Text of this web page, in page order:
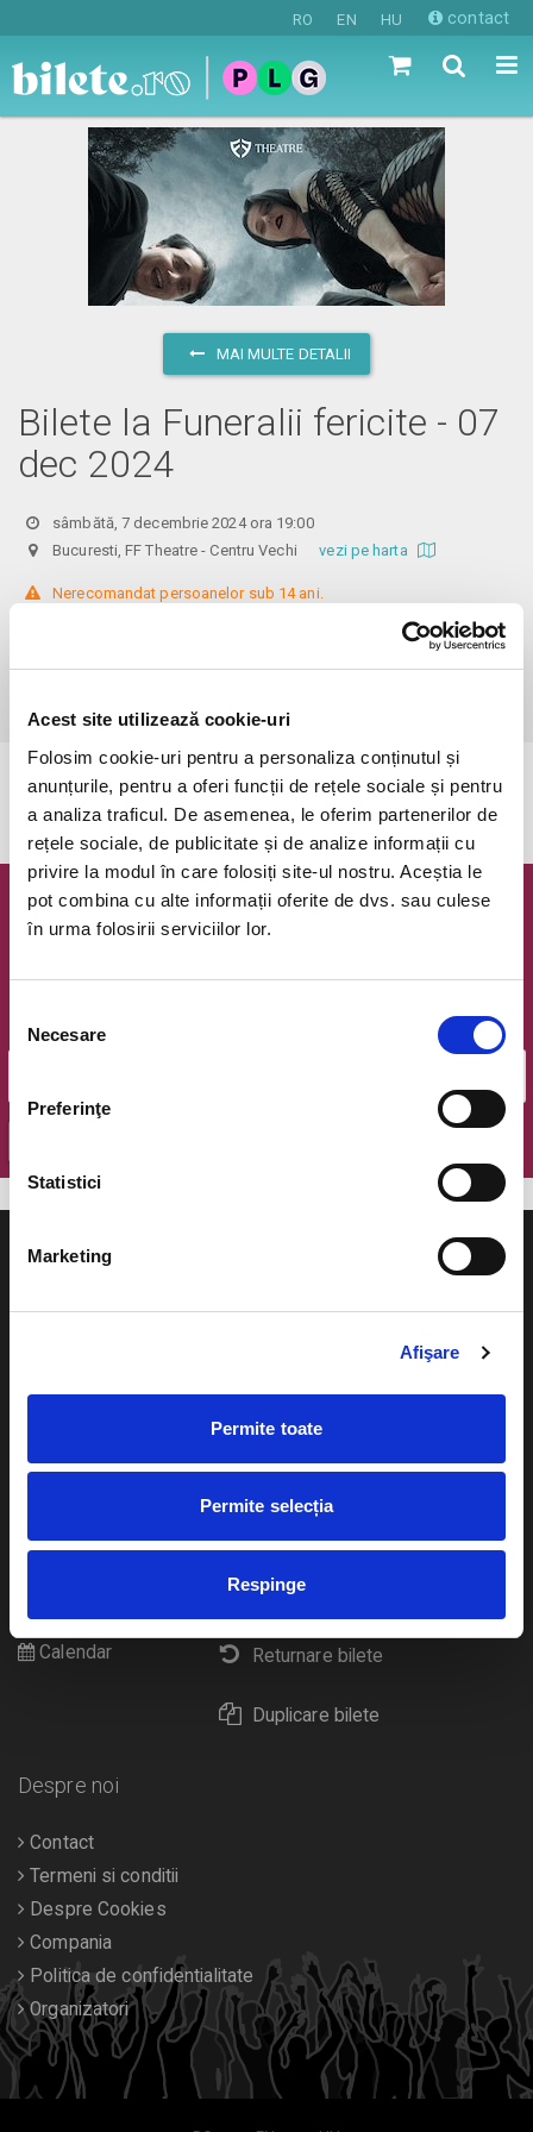
Acest site utilizează cookie-uri
Folosim cookie-uri pentru a personaliza conținutul și
anunțurile, pentru a oferi funcții de rețele sociale și pentru
a analiza traficul. De asemenea, le oferim partenerilor de
rețele sociale, de publicitate și de analize informații cu
privire la modul în care folosiți site-ul nostru. Aceștia le
pot combina cu alte informații oferite de dvs. sau culese
în urma folosirii serviciilor lor.
consimțământului
Necesare
Preferinţe
Statistici
Marketing
Afişare
Permite toate
Permite selecția
Respinge
RO EN HU contact
MAI MULTE DETALII
Bilete la Funeralii fericite - 07
dec 2024
sâmbătă, 7 decembrie 2024 ora 19:00
Bucuresti, FF Theatre - Centru Vechivezi pe harta
Nerecomandat persoanelor sub 14 ani.
Din respect pentru actori si public avem rugamintea de a va prezenta
cu cel putin 30 de minute inainte de inceperea spectacolului.
Dupa ora inceperii reprezentatiei, rezervarile si biletele isi pierd
Evenimentul a expirat.
Newsletter @ Bilete.ro
Oferte exclusive si o editie saptamanala cu cele mai noi
Email
Cum comand bilete?
Plata online sau cash
eBilet printat acasa
Livrare prin curier
Returnare bilete
Duplicare bilete
festivaluri
Pentru copii
Calendar
Despre noi
Contact
Termeni si conditii
Despre Cookies
Compania
Politica de confidentialitate
Organizatori